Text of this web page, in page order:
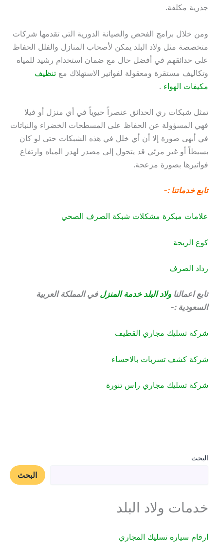
جذرية مكلفة.
ومن خلال برامج الفحص والصيانة الدورية التي تقدمها شركات
متخصصة مثل ولاد البلد يمكن لأصحاب المنازل والفلل الحفاظ
على حدائقهم في أفضل حال مع ضمان استخدام رشيد للمياه
وتكاليف مستقرة ومعقولة لفواتير الاستهلاك مع تنظيف
مكيفات الهواء .
تمثل شبكات ري الحدائق عنصراً حيوياً في أي منزل أو فيلا
فهي المسؤولة عن الحفاظ على المسطحات الخضراء والنباتات
في أبهى صورة إلا أن أي خلل في هذه الشبكات حتى لو كان
بسيطاً أو غير مرئي قد يتحول إلى مصدر لهدر المياه وارتفاع
فواتيرها بصورة مزعجة.
تابع خدماتنا :-
علامات مبكرة مشكلات شبكة الصرف الصحي
كوع الريحة
رداد الصرف
تابع اعمالنا ولاد البلد خدمة المنزل في المملكة العربية
السعودية :-
شركة تسليك مجاري القطيف
شركة كشف تسربات بالاحساء
شركة تسليك مجاري راس تنورة
البحث
البحث
خدمات ولاد البلد
ارقام سيارة تسليك المجاري